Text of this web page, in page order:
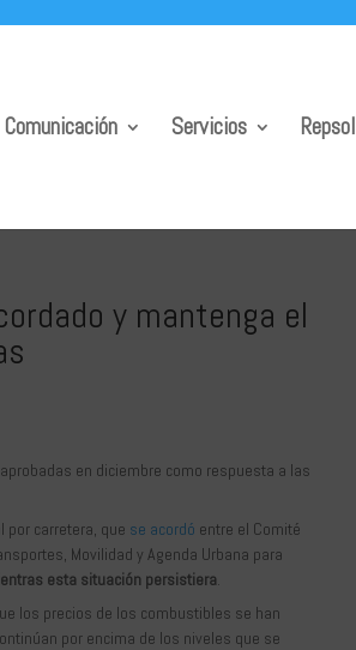
Comunicación Servicios Repsol
y mantenga el
en diciembre como respuesta a las
carretera, que se acordó entre el Comité
Movilidad y Agenda Urbana para
esta situación persistiera.
los precios de los combustibles se han
por encima de los niveles que se